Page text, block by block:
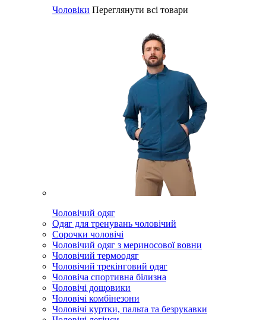
Чоловіки Переглянути всі товари
Чоловічий одяг
Одяг для тренувань чоловічий
Сорочки чоловічі
Чоловічий одяг з мериносової вовни
Чоловічий термоодяг
Чоловічий трекінговий одяг
Чоловіча спортивна білизна
Чоловічі дощовики
Чоловічі комбінезони
Чоловічі куртки, пальта та безрукавки